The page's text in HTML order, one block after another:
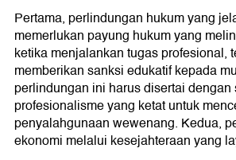
Pertama, perlindungan hukum yang
memerlukan payung hukum yang
ketika menjalankan tugas profesional,
memberikan sanksi edukatif kepada
perlindungan ini harus disertai dengan
profesionalisme yang ketat untuk
penyalahgunaan wewenang. Kedua,
ekonomi melalui kesejahteraan yang